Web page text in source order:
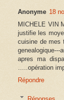
Anonyme 18
MICHELE VIN
justifie les
cuisine de mes
apres ma
…..opération
Répondre
Réponses